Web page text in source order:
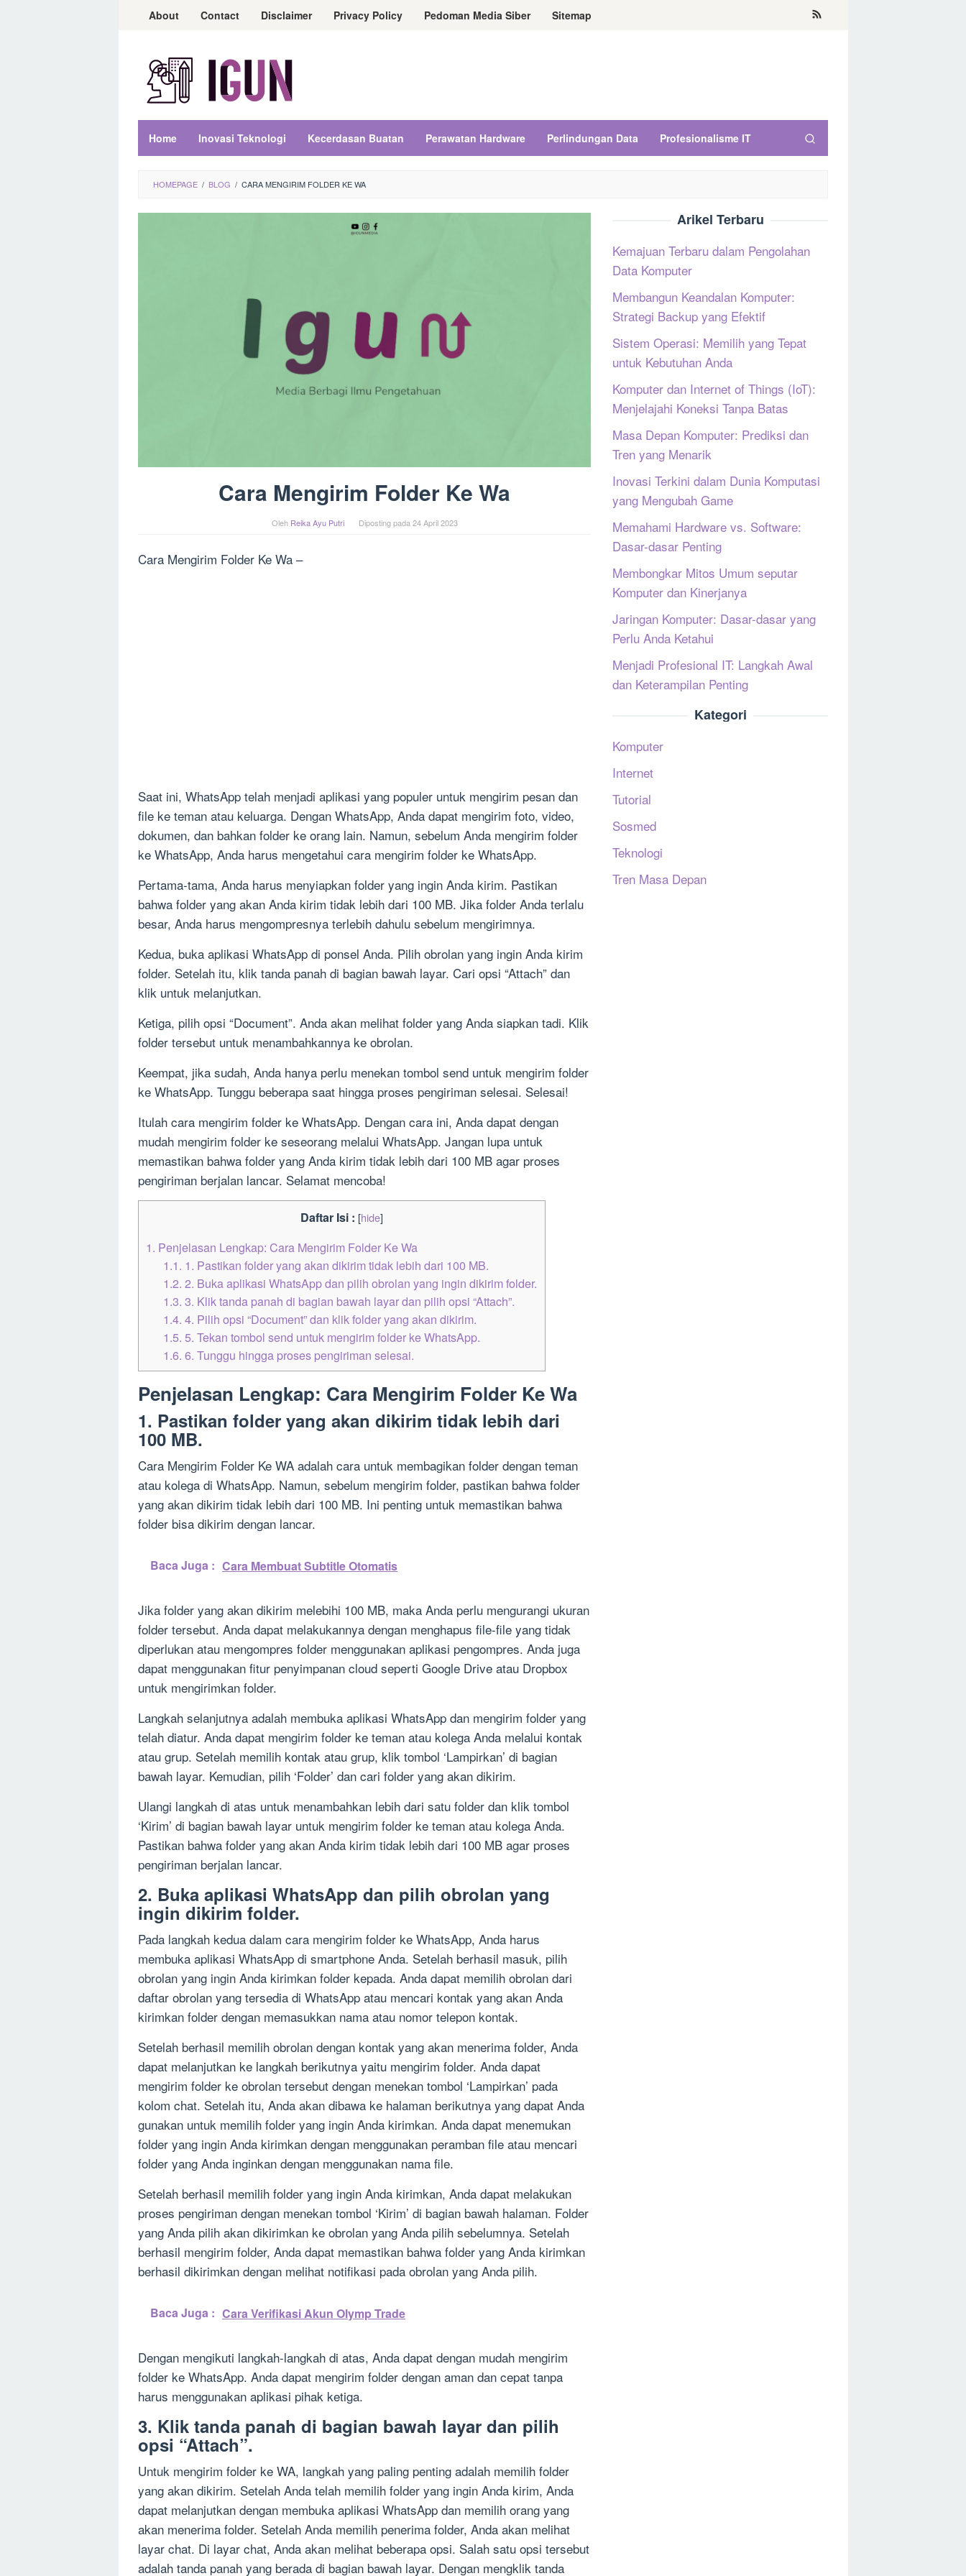
LoncatAbout Contact Disclaimer Privacy Policy Pedoman Media Siber Sitemap
Home Inovasi Teknologi Kecerdasan Buatan Perawatan Hardware Perlindungan Data Profesionalisme IT
HOMEPAGE / BLOG / CARA MENGIRIM FOLDER KE WA
Cara Mengirim Folder Ke Wa
Oleh Reika Ayu Putri Diposting pada24 April 2023
Cara Mengirim Folder Ke Wa –
Saat ini, WhatsApp telah menjadi aplikasi yang populer untuk mengirim pesan dan
file ke teman atau keluarga. Dengan WhatsApp, Anda dapat mengirim foto, video,
dokumen, dan bahkan folder ke orang lain. Namun, sebelum Anda mengirim folder
ke WhatsApp, Anda harus mengetahui cara mengirim folder ke WhatsApp.
Pertama-tama, Anda harus menyiapkan folder yang ingin Anda kirim. Pastikan
bahwa folder yang akan Anda kirim tidak lebih dari 100 MB. Jika folder Anda terlalu
besar, Anda harus mengompresnya terlebih dahulu sebelum mengirimnya.
Kedua, buka aplikasi WhatsApp di ponsel Anda. Pilih obrolan yang ingin Anda kirim
folder. Setelah itu, klik tanda panah di bagian bawah layar. Cari opsi “Attach” dan
klik untuk melanjutkan.
Ketiga, pilih opsi “Document”. Anda akan melihat folder yang Anda siapkan tadi. Klik
folder tersebut untuk menambahkannya ke obrolan.
Keempat, jika sudah, Anda hanya perlu menekan tombol send untuk mengirim folder
ke WhatsApp. Tunggu beberapa saat hingga proses pengiriman selesai. Selesai!
Itulah cara mengirim folder ke WhatsApp. Dengan cara ini, Anda dapat dengan
mudah mengirim folder ke seseorang melalui WhatsApp. Jangan lupa untuk
memastikan bahwa folder yang Anda kirim tidak lebih dari 100 MB agar proses
pengiriman berjalan lancar. Selamat mencoba!
Daftar Isi : [hide]
1. Penjelasan Lengkap: Cara Mengirim Folder Ke Wa
1.1. 1. Pastikan folder yang akan dikirim tidak lebih dari 100 MB.
1.2. 2. Buka aplikasi WhatsApp dan pilih obrolan yang ingin dikirim folder.
1.3. 3. Klik tanda panah di bagian bawah layar dan pilih opsi “Attach”.
1.4. 4. Pilih opsi “Document” dan klik folder yang akan dikirim.
1.5. 5. Tekan tombol send untuk mengirim folder ke WhatsApp.
1.6. 6. Tunggu hingga proses pengiriman selesai.
Penjelasan Lengkap: Cara Mengirim Folder Ke Wa
1. Pastikan folder yang akan dikirim tidak lebih dari
100 MB.
Cara Mengirim Folder Ke WA adalah cara untuk membagikan folder dengan teman
atau kolega di WhatsApp. Namun, sebelum mengirim folder, pastikan bahwa folder
yang akan dikirim tidak lebih dari 100 MB. Ini penting untuk memastikan bahwa
folder bisa dikirim dengan lancar.
Baca Juga : Cara Membuat Subtitle Otomatis
Jika folder yang akan dikirim melebihi 100 MB, maka Anda perlu mengurangi ukuran
folder tersebut. Anda dapat melakukannya dengan menghapus file-file yang tidak
diperlukan atau mengompres folder menggunakan aplikasi pengompres. Anda juga
dapat menggunakan fitur penyimpanan cloud seperti Google Drive atau Dropbox
untuk mengirimkan folder.
Langkah selanjutnya adalah membuka aplikasi WhatsApp dan mengirim folder yang
telah diatur. Anda dapat mengirim folder ke teman atau kolega Anda melalui kontak
atau grup. Setelah memilih kontak atau grup, klik tombol ‘Lampirkan’ di bagian
bawah layar. Kemudian, pilih ‘Folder’ dan cari folder yang akan dikirim.
Ulangi langkah di atas untuk menambahkan lebih dari satu folder dan klik tombol
‘Kirim’ di bagian bawah layar untuk mengirim folder ke teman atau kolega Anda.
Pastikan bahwa folder yang akan Anda kirim tidak lebih dari 100 MB agar proses
pengiriman berjalan lancar.
2. Buka aplikasi WhatsApp dan pilih obrolan yang
ingin dikirim folder.
Pada langkah kedua dalam cara mengirim folder ke WhatsApp, Anda harus
membuka aplikasi WhatsApp di smartphone Anda. Setelah berhasil masuk, pilih
obrolan yang ingin Anda kirimkan folder kepada. Anda dapat memilih obrolan dari
daftar obrolan yang tersedia di WhatsApp atau mencari kontak yang akan Anda
kirimkan folder dengan memasukkan nama atau nomor telepon kontak.
Setelah berhasil memilih obrolan dengan kontak yang akan menerima folder, Anda
dapat melanjutkan ke langkah berikutnya yaitu mengirim folder. Anda dapat
mengirim folder ke obrolan tersebut dengan menekan tombol ‘Lampirkan’ pada
kolom chat. Setelah itu, Anda akan dibawa ke halaman berikutnya yang dapat Anda
gunakan untuk memilih folder yang ingin Anda kirimkan. Anda dapat menemukan
folder yang ingin Anda kirimkan dengan menggunakan peramban file atau mencari
folder yang Anda inginkan dengan menggunakan nama file.
Setelah berhasil memilih folder yang ingin Anda kirimkan, Anda dapat melakukan
proses pengiriman dengan menekan tombol ‘Kirim’ di bagian bawah halaman. Folder
yang Anda pilih akan dikirimkan ke obrolan yang Anda pilih sebelumnya. Setelah
berhasil mengirim folder, Anda dapat memastikan bahwa folder yang Anda kirimkan
berhasil dikirimkan dengan melihat notifikasi pada obrolan yang Anda pilih.
Baca Juga : Cara Verifikasi Akun Olymp Trade
Dengan mengikuti langkah-langkah di atas, Anda dapat dengan mudah mengirim
folder ke WhatsApp. Anda dapat mengirim folder dengan aman dan cepat tanpa
harus menggunakan aplikasi pihak ketiga.
3. Klik tanda panah di bagian bawah layar dan pilih
opsi “Attach”.
Untuk mengirim folder ke WA, langkah yang paling penting adalah memilih folder
yang akan dikirim. Setelah Anda telah memilih folder yang ingin Anda kirim, Anda
dapat melanjutkan dengan membuka aplikasi WhatsApp dan memilih orang yang
akan menerima folder. Setelah Anda memilih penerima folder, Anda akan melihat
layar chat. Di layar chat, Anda akan melihat beberapa opsi. Salah satu opsi tersebut
adalah tanda panah yang berada di bagian bawah layar. Dengan mengklik tanda
Arikel Terbaru
Kemajuan Terbaru dalam Pengolahan
Data Komputer
Membangun Keandalan Komputer:
Strategi Backup yang Efektif
Sistem Operasi: Memilih yang Tepat
untuk Kebutuhan Anda
Komputer dan Internet of Things (IoT):
Menjelajahi Koneksi Tanpa Batas
Masa Depan Komputer: Prediksi dan
Tren yang Menarik
Inovasi Terkini dalam Dunia Komputasi
yang Mengubah Game
Memahami Hardware vs. Software:
Dasar-dasar Penting
Membongkar Mitos Umum seputar
Komputer dan Kinerjanya
Jaringan Komputer: Dasar-dasar yang
Perlu Anda Ketahui
Menjadi Profesional IT: Langkah Awal
dan Keterampilan Penting
Kategori
Komputer
Internet
Tutorial
Sosmed
Teknologi
Tren Masa Depan